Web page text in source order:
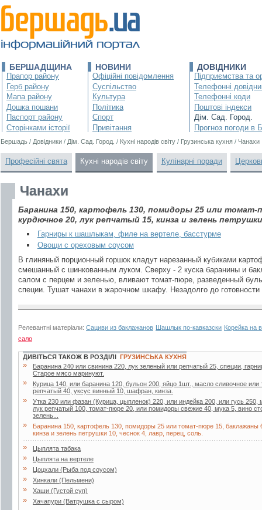
БЕРШАДЩИНА
Прапор району
Герб району
Мапа району
Дошка пошани
Паспорт району
Сторінками історії
НОВИНИ
Офіційні повідомлення
Суспільство
Культура
Політика
Спорт
Привітання
ДОВІДНИКИ
Підприємства та
Телефонні
Телефонні коди
Поштові індекси
Дім. Сад. Город.
Прогноз погоди в
Бершадь / Довідники / Дім. Сад. Город. / Кухні народів світу / Грузинська кухня / Чанахи
Професійні свята Кухні народів світу Кулінарні поради
Чанахи
Баранина 150, картофель 130, помидоры 25 или томат-
курдючное 20, лук репчатый 15, кинза и зелень
Гарниры к шашлыкам, филе на вертеле, басстурме
Овощи с ореховым соусом
В глиняный порционный горшок кладут нарезанный кубиками
смешанный с шинкованным луком. Сверху - 2 куска баранины и
салом с перцем и зеленью, вливают томат-пюре, разведенный
специи. Тушат чанахи в жарочном шкафу. Незадолго до
Релевантні матеріали: Сациви из баклажанов Шашлык по-кавказски Корейка на
сало
ДИВІТЬСЯ ТАКОЖ В РОЗДІЛІ ГРУЗИНСЬКА КУХНЯ
»
Баранина 240 или свинина 220, лук зеленый или репчатый 25, специи,
Старое мясо маринуют.
»
Курица 140, или баранина 120, бульон 200, яйцо 1шт., масло сливочное
репчатый 40, уксус винный 10, шафран, кинза.
»
Утка 230 или фазан (Курица, цыпленок) 220, или индейка 200, или гусь
лук репчатый 100, томат-пюре 20, или помидоры свежие 40, мука 5, вино
зелень...
»
Баранина 150, картофель 130, помидоры 25 или томат-пюре 15, баклажаны
кинза и зелень петрушки 10, чеснок 4, лавр, перец, соль.
» Цыплята табака
» Цыплята на вертеле
» Цоцхали (Рыба под соусом)
» Хинкали (Пельмени)
» Хаши (Густой суп)
» Хачапури (Ватрушка с сыром)